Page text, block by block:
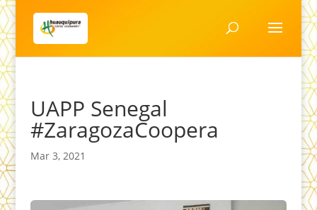
UAPP Senegal
#ZaragozaCoopera
Mar 3, 2021